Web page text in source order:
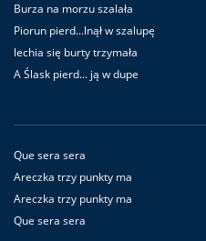
Burza na morzu szalała
Piorun pierd...lnął w szalupę
lechia się burty trzymała
A Ślask pierd... ją w dupe
Que sera sera
Areczka trzy punkty ma
Areczka trzy punkty ma
Que sera sera